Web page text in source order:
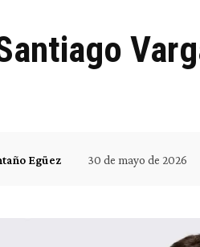
Egüez 30 de mayo de 2026